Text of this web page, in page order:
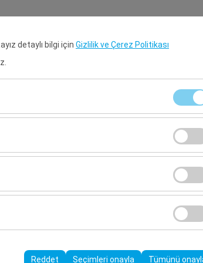
detaylı bilgi için Gizlilik ve Çerez Politikası
ve temel işlevler için gereklidir. Devre dışı
ziyaret edilen sayfalar, kullanıcı davranışları) analiz
deneyimini sürekli iyileştirmek için kullanılır.
göstermemize ve reklam kampanyalarımızın
Reddet Seçimleri onayla Tümünü
Kiralama Noktaları
09:00